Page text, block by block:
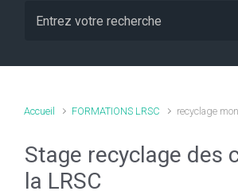
Accueil FORMATIONS LRSC recyclage
Stage recyclage des
la LRSC